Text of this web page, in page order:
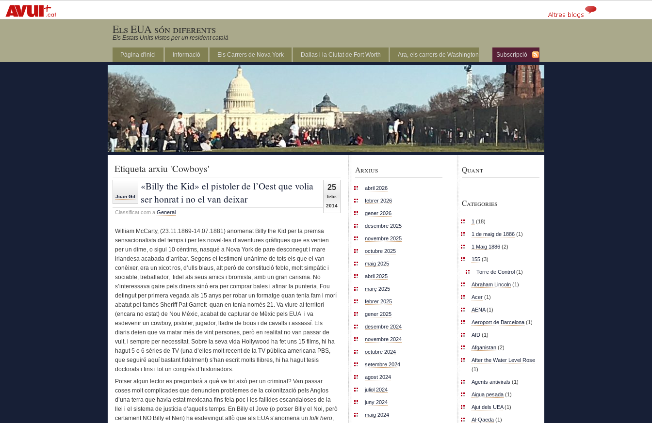
Els EUA són diferents
Els Estats Units vistos per un resident català
Subscripció
Pàgina d'inici Informació Els Carrers de Nova York Dallas i la Ciutat de Fort Worth Ara, els carrers de Washington
Etiqueta arxiu 'Cowboys'
25
febr.
2014
Joan Gil
«Billy the Kid» el pistoler de l’Oest que volia
ser honrat i no el van deixar
Classificat com a General
William McCarty, (23.11.1869-14.07.1881) anomenat Billy the Kid per la premsa
sensacionalista del temps i per les novel·les d’aventures gràfiques que es venien
per un dime, o sigui 10 cèntims, nasqué a Nova York de pare desconegut i mare
irlandesa acabada d’arribar. Segons el testimoni unànime de tots els que el van
conèixer, era un xicot ros, d’ulls blaus, alt però de constitució feble, molt simpàtic i
sociable, treballador, fidel als seus amics i bromista, amb un gran carisma. No
s’interessava gaire pels diners sinó era per comprar bales i afinar la punteria. Fou
detingut per primera vegada als 15 anys per robar un formatge quan tenia fam i morí
abatut pel famós Sheriff Pat Garrett quan en tenia només 21. Va viure al territori
(encara no estat) de Nou Mèxic, acabat de capturar de Mèxic pels EUA i va
esdevenir un cowboy, pistoler, jugador, lladre de bous i de cavalls i assassí. Els
diaris deien que va matar més de vint persones, però en realitat no van passar de
vuit, i sempre per necessitat. Sobre la seva vida Hollywood ha fet uns 15 films, hi ha
hagut 5 o 6 sèries de TV (una d’elles molt recent de la TV pública americana PBS,
que seguiré aquí bastant fidelment) s’han escrit molts llibres, hi ha hagut tesis
doctorals i fins i tot un congrés d’historiadors.
Potser algun lector es preguntarà a què ve tot això per un criminal? Van passar
coses molt complicades que denuncien problemes de la colonització pels Anglos
d’una terra que havia estat mexicana fins feia poc i les fallides escandaloses de la
llei i el sistema de justícia d’aquells temps. En Billy el Jove (o potser Billy el Noi, però
certament NO Billy el Nen) ha esdevingut allò que als EUA s’anomena un folk hero,
Arxius
abril 2026
febrer 2026
gener 2026
desembre 2025
novembre 2025
octubre 2025
maig 2025
abril 2025
març 2025
febrer 2025
gener 2025
desembre 2024
novembre 2024
octubre 2024
setembre 2024
agost 2024
juliol 2024
juny 2024
maig 2024
Quant
Categories
1 (18)
1 de maig de 1886 (1)
1 Maig 1886 (2)
155 (3)
Torre de Control (1)
Abraham Lincoln (1)
Acer (1)
AENA(1)
Aeroport de Barcelona (1)
AfD (1)
Afganistan (2)
After the Water Level Rose
(1)
Agents antivirals (1)
Aigua pesada (1)
Ajut dels UEA(1)
Al-Qaeda (1)